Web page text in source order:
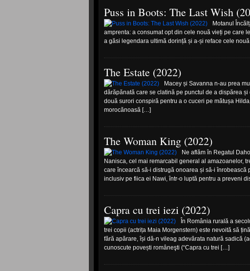
Puss in Boots: The Last Wish
Motanul
amprenta: a consumat opt din cele nouă vieți pe care
a găsi legendara ultimă dorință și a-și reface cele
The Estate (2022)
Macey și Savanna n-au prea
dărăpănată care se clatină pe punctul de a dispărea
două surori conspiră pentru a o cuceri pe mătușa
morocănoasă […]
The Woman King (2022)
Ne aflăm în Regatul
Nanisca, cel mai remarcabil general al amazoanelor,
care încearcă să-i distrugă onoarea și să-i înrobească
inclusiv pe fiica ei Nawi, într-o luptă pentru a preveni
Capra cu trei iezi (2022)
În România rurală a
trei copii (actrița Maia Morgenstern) este nevoită să
fără apărare, își dă-n vileag adevărata natură sadică
cunoscute povești româneşti (“Capra cu trei […]